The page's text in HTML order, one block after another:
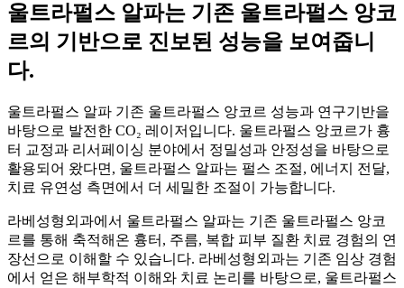
울트라펄스 알파는 기존 울트라펄스 앙코
르의 기반으로 진보된 성능을 보여줍니
다.
울트라펄스 알파 기존 울트라펄스 앙코르 성능과 연구기반을
바탕으로 발전한 CO₂ 레이저입니다. 울트라펄스 앙코르가 흉
터 교정과 리서페이싱 분야에서 정밀성과 안정성을 바탕으로
활용되어 왔다면, 울트라펄스 알파는 펄스 조절, 에너지 전달,
치료 유연성 측면에서 더 세밀한 조절이 가능합니다.
라베성형외과에서 울트라펄스 알파는 기존 울트라펄스 앙코
르를 통해 축적해온 흉터, 주름, 복합 피부 질환 치료 경험의 연
장선으로 이해할 수 있습니다. 라베성형외과는 기존 임상 경험
에서 얻은 해부학적 이해와 치료 논리를 바탕으로, 울트라펄스